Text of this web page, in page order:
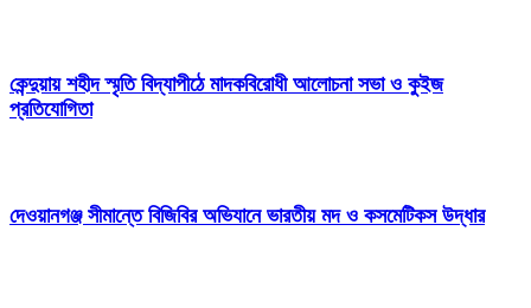
কেন্দুয়ায় শহীদ স্মৃতি বিদ্যাপীঠে মাদকবিরোধী আলোচনা সভা ও কুইজ
প্রতিযোগিতা
দেওয়ানগঞ্জ সীমান্তে বিজিবির অভিযানে ভারতীয় মদ ও কসমেটিকস উদ্ধার